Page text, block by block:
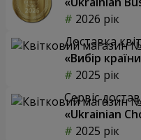
2026 рік
Доставка
«Вибір
2025 рік
Сервіс
«Ukrainian
2025 рік